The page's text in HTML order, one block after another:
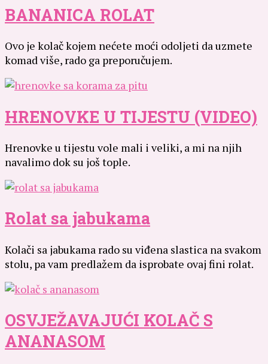
BANANICA ROLAT
Ovo je kolač kojem nećete moći odoljeti da uzmete
komad više, rado ga preporučujem.
HRENOVKE U TIJESTU (VIDEO)
Hrenovke u tijestu vole mali i veliki, a mi na njih
navalimo dok su još tople.
Rolat sa jabukama
Kolači sa jabukama rado su viđena slastica na svakom
stolu, pa vam predlažem da isprobate ovaj fini rolat.
OSVJEŽAVAJUĆI KOLAČ S
ANANASOM